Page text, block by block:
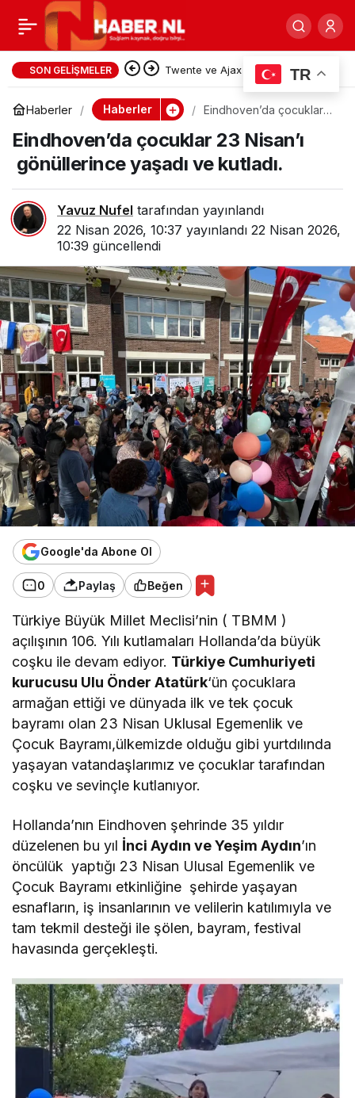
SON GELIŞMELER
Twente ve Ajax UEFA Konferans
Ligi’nde rakiplerine gol yağdırdı
Haberler Haberler
Eindhoven’da çocuklar
yaşadı ve kutladı.
Eindhoven’da çocuklar 23 Nisan’ı
gönüllerince yaşadı ve kutladı.
Yavuz Nufel tarafından yayınlandı
22 Nisan 2026, 10:37 yayınlandı 22 Nisan 2026,
10:39 güncellendi
Google'da Abone Ol
0 Paylaş Beğen
Türkiye Büyük Millet Meclisi’nin ( TBMM )
açılışının 106. Yılı kutlamaları Hollanda’da büyük
coşku ile devam ediyor. Türkiye Cumhuriyeti
kurucusu Ulu Önder Atatürk‘ün çocuklara
armağan ettiği ve dünyada ilk ve tek çocuk
bayramı olan 23 Nisan Uklusal Egemenlik ve
Çocuk Bayramı,ülkemizde olduğu gibi yurtdılında
yaşayan vatandaşlarımız ve çocuklar tarafından
coşku ve sevinçle kutlanıyor.
Hollanda’nın Eindhoven şehrinde 35 yıldır
düzelenen bu yıl İnci Aydın ve Yeşim Aydın’ın
öncülük yaptığı 23 Nisan Ulusal Egemenlik ve
Çocuk Bayramı etkinliğine şehirde yaşayan
esnafların, iş insanlarının ve velilerin katılımıyla ve
tam tekmil desteği ile şölen, bayram, festival
havasında gerçekleşti.
İYİ Parti Lideri
Dervişoğlu Almanya’da
Diaspora ve Siyaseti
Değerlendirdi
0 Paylaş
TR